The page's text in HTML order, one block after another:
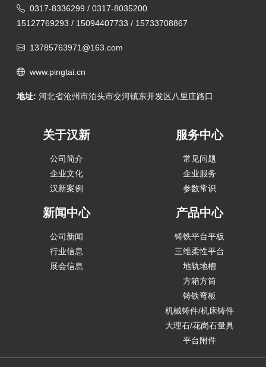
0317-8336299 / 0317-8035200
15127769293 / 15094407733 / 15733708867
13785763971@163.com
www.pingtai.cn
地址: 河北省沧州市泊头市交河镇东开发区八里庄路口
关于汉新
公司简介
企业文化
汉新案例
服务中心
常见问题
企业服务
参数常识
新闻中心
公司新闻
行业信息
展会信息
产品中心
铸铁平台平板
三维柔性平台
地轨地槽
方箱方筒
铸铁弯板
机械铸件/机床铸件
大理石/花岗石量具
平台附件